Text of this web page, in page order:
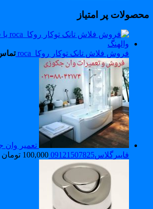
پر امتیاز
فروش فلاش تانک توکار روکا_roca تماس
تعمیر وان
فایبرگلاس09121507825
100,000 تومان